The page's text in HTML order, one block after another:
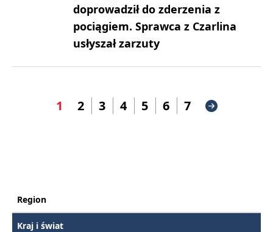
doprowadził do zderzenia z
pociągiem. Sprawca z Czarlina
usłyszał zarzuty
1 2 3 4 5 6 7
Region
Kraj i świat